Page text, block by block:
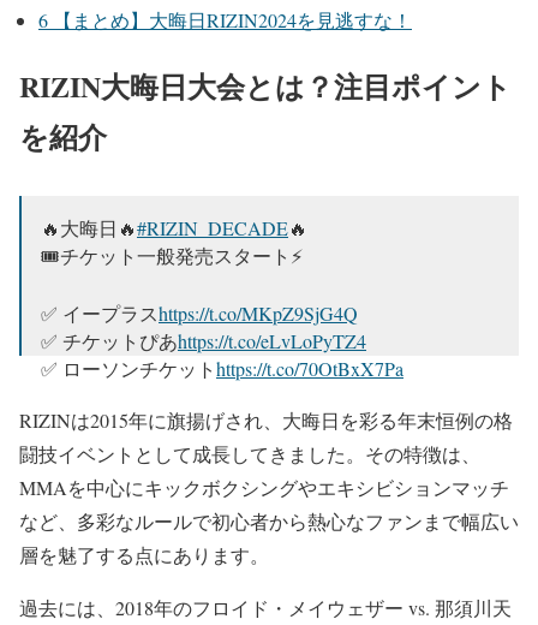
6 【まとめ】大晦日RIZIN2024を見逃すな！
RIZIN大晦日大会とは？注目ポイント
を紹介
🔥大晦日🔥#RIZIN_DECADE🔥
🎟チケット一般発売スタート⚡️
✅ イープラスhttps://t.co/MKpZ9SjG4Q
✅ チケットぴあhttps://t.co/eLvLoPyTZ4
✅ ローソンチケットhttps://t.co/70OtBxX7Pa
📝詳細は↓https://t.co/AsXzHamO0O
📅12/31(火)🏟さいたまスーパーアリーナ
https://t.co/MxzwmUrxrX
pic.twitter.com/kPnTTSFALP
— RIZIN FF OFFICIAL (@rizin_PR)
RIZINは2015年に旗揚げされ、大晦日を彩る年末恒例の格
闘技イベントとして成長してきました。その特徴は、
MMAを中心にキックボクシングやエキシビションマッチ
など、多彩なルールで初心者から熱心なファンまで幅広い
層を魅了する点にあります。
過去には、2018年のフロイド・メイウェザー vs. 那須川天